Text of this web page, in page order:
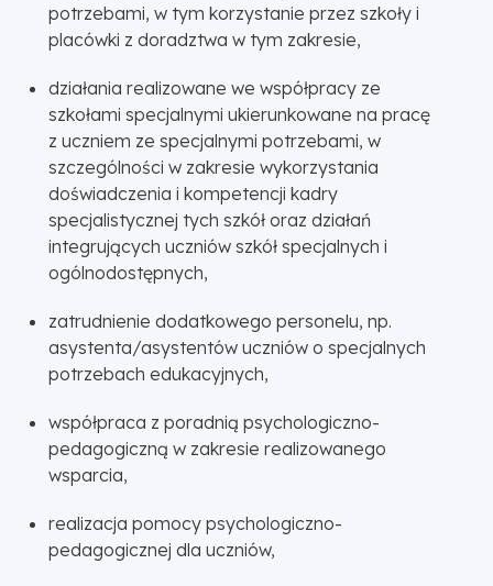
potrzebami, w tym korzystanie przez szkoły i
placówki z doradztwa w tym zakresie,
działania realizowane we współpracy ze
szkołami specjalnymi ukierunkowane na pracę
z uczniem ze specjalnymi potrzebami, w
szczególności w zakresie wykorzystania
doświadczenia i kompetencji kadry
specjalistycznej tych szkół oraz działań
integrujących uczniów szkół specjalnych i
ogólnodostępnych,
zatrudnienie dodatkowego personelu, np.
asystenta/asystentów uczniów o specjalnych
potrzebach edukacyjnych,
współpraca z poradnią psychologiczno-
pedagogiczną w zakresie realizowanego
wsparcia,
realizacja pomocy psychologiczno-
pedagogicznej dla uczniów,